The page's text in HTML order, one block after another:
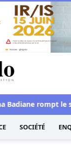
site
rompt le
SOCIÉTÉ